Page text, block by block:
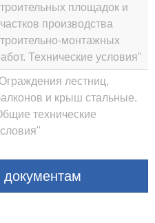
площадок и
производства
монтажных
Технические условия"
лестниц,
и крыш стальные.
технические